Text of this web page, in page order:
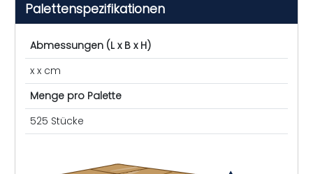
Palettenspezifikationen
Abmessungen (L x B x H)
x x cm
Menge pro Palette
525 Stücke